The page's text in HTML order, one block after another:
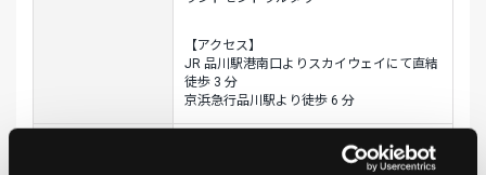
【アクセス】
JR 品川駅港南口よりスカイウェイにて直結
徒歩 3 分
京浜急行品川駅より徒歩 6 分
無料（事前登録制）・ドリンク付き